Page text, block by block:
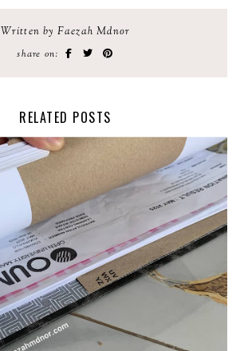
Written by Faezah Mdnor
share on:
RELATED POSTS